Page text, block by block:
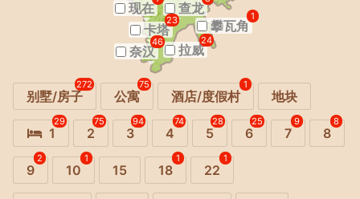
查龙
现在
攀瓦角
1
卡塔
23
拉威
24
奈汉
46
别墅/房子
272
公寓
75
酒店/度假村
1
地块
1
29
2
75
3
94
4
74
5
28
6
25
7
9
8
8
9
2
10
1
15 18
1
22
1